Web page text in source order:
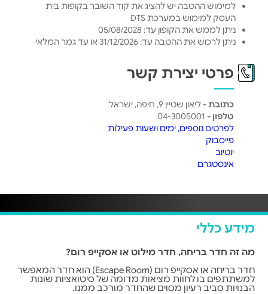
למימוש ההטבה יש להציג את קוד השובר בקופות בית
העסק למימוש במערכת DTS
ניתן לממש את הקופון עד: 05/08/2028
ניתן לרכוש את ההטבה עד: 31/12/2026 או עד גמר המלאי
פרטי יצירת קשר
כתובת -ליאון שטיין 9, חיפה, ישראל
טלפון - 04-3005001
לפרטים נוספים, ימים ושעות פעילות
פייסבוק
יוטיוב
אינסטגרם
מידע כללי
מה זה חדר בריחה, חדר מילוט או אסקייפ רום?
חדר בריחה או אסקייפ רום (Escape Room) הוא חדר המאפשר
למשתתפים בו לחוות מציאות מדומה של סיטואציות שונות
הבנויות סביב רעיון מסוים שהחדר מורכב ממנו.